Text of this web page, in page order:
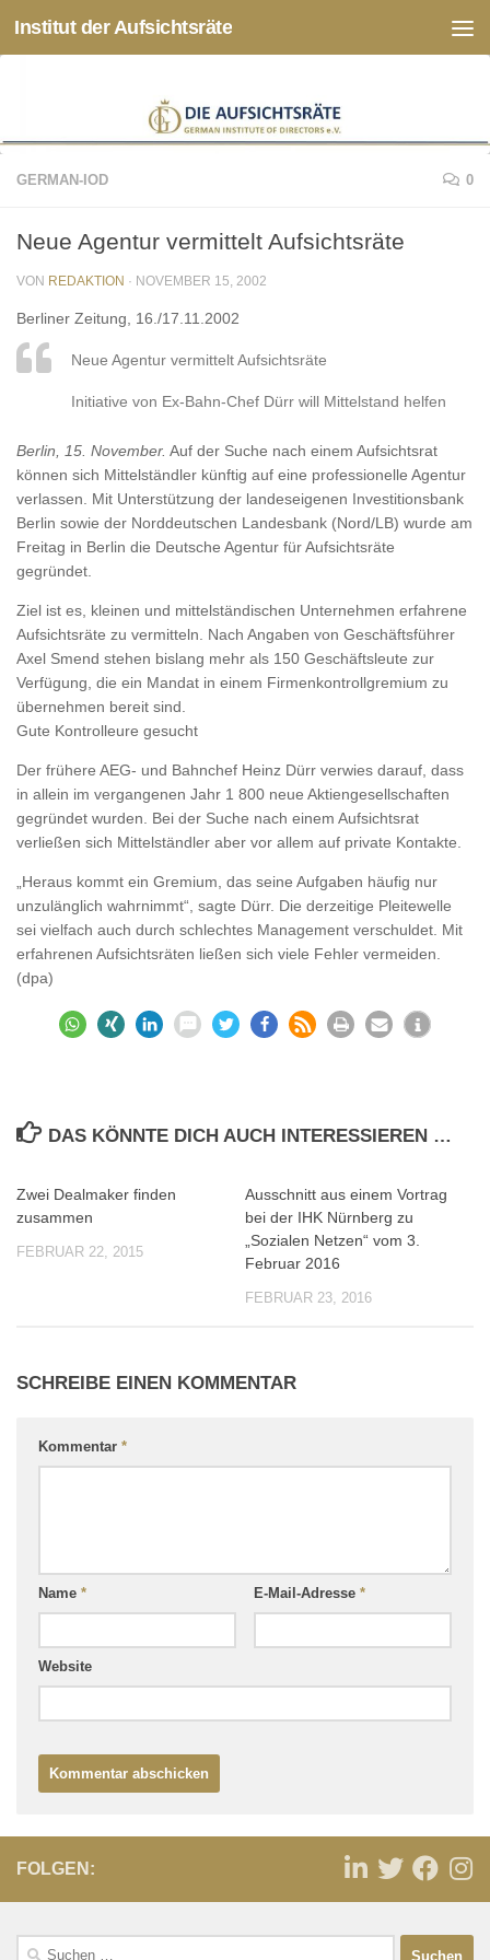
Zum Inhalt springen
Institut der Aufsichtsräte
GERMAN-IOD 0
Neue Agentur vermittelt Aufsichtsräte
VON REDAKTION · NOVEMBER 15, 2002
Berliner Zeitung, 16./17.11.2002
Neue Agentur vermittelt Aufsichtsräte
Initiative von Ex-Bahn-Chef Dürr will Mittelstand helfen
Berlin, 15. November. Auf der Suche nach einem Aufsichtsrat
können sich Mittelständler künftig auf eine professionelle Agentur
verlassen. Mit Unterstützung der landeseigenen Investitionsbank
Berlin sowie der Norddeutschen Landesbank (Nord/LB) wurde am
Freitag in Berlin die Deutsche Agentur für Aufsichtsräte
gegründet.
Ziel ist es, kleinen und mittelständischen Unternehmen erfahrene
Aufsichtsräte zu vermitteln. Nach Angaben von Geschäftsführer
Axel Smend stehen bislang mehr als 150 Geschäftsleute zur
Verfügung, die ein Mandat in einem Firmenkontrollgremium zu
übernehmen bereit sind.
Gute Kontrolleure gesucht
Der frühere AEG- und Bahnchef Heinz Dürr verwies darauf, dass
in allein im vergangenen Jahr 1 800 neue Aktiengesellschaften
gegründet wurden. Bei der Suche nach einem Aufsichtsrat
verließen sich Mittelständler aber vor allem auf private Kontakte.
„Heraus kommt ein Gremium, das seine Aufgaben häufig nur
unzulänglich wahrnimmt“, sagte Dürr. Die derzeitige Pleitewelle
sei vielfach auch durch schlechtes Management verschuldet. Mit
erfahrenen Aufsichtsräten ließen sich viele Fehler vermeiden.
(dpa)
DAS KÖNNTE DICH AUCH INTERESSIEREN …
Zwei Dealmaker finden
zusammen
FEBRUAR 22, 2015
Ausschnitt aus einem Vortrag
bei der IHK Nürnberg zu
„Sozialen Netzen“ vom 3.
Februar 2016
FEBRUAR 23, 2016
SCHREIBE EINEN KOMMENTAR
Kommentar *
Name * E-Mail-Adresse *
Website
FOLGEN: